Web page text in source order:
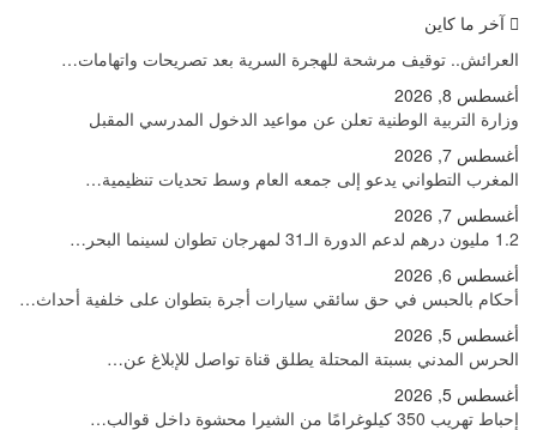
آخر ما كاين
العرائش.. توقيف مرشحة للهجرة السرية بعد تصريحات واتهامات…
أغسطس 8, 2026
وزارة التربية الوطنية تعلن عن مواعيد الدخول المدرسي المقبل
أغسطس 7, 2026
المغرب التطواني يدعو إلى جمعه العام وسط تحديات تنظيمية…
أغسطس 7, 2026
1.2 مليون درهم لدعم الدورة الـ31 لمهرجان تطوان لسينما البحر…
أغسطس 6, 2026
أحكام بالحبس في حق سائقي سيارات أجرة بتطوان على خلفية أحداث…
أغسطس 5, 2026
الحرس المدني بسبتة المحتلة يطلق قناة تواصل للإبلاغ عن…
أغسطس 5, 2026
إحباط تهريب 350 كيلوغرامًا من الشيرا محشوة داخل قوالب…